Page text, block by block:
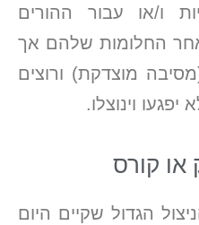
ו/או עבור ההורים
אחר החלומות שלהם אך
מוצדקת) ורוצים
וינוצלו.
או קורס
הגדול שקיים היום